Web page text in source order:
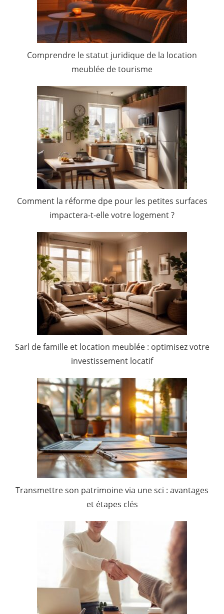
Comprendre le statut juridique de la location
meublée de tourisme
Comment la réforme dpe pour les petites surfaces
impactera-t-elle votre logement ?
Sarl de famille et location meublée : optimisez votre
investissement locatif
Transmettre son patrimoine via une sci : avantages
et étapes clés